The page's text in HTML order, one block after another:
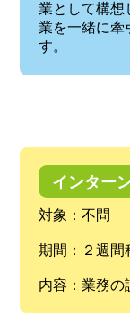
業として構想
業を一緒に牽
す。
インター
対象：不問
期間：２週間
内容：業務の